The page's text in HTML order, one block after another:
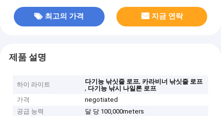
최고의 가격 지금 연락
제품 설명
하이 라이트 다기능 낚싯줄 로프,카라비너 ​​낚싯줄 로프
, 다기능 낚시 나일론 로프
가격
negotiated
공급 능력
달 당 100,000meters